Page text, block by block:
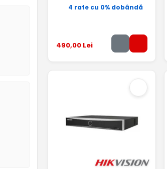
4 rate cu 0% dobândă
490,00 Lei